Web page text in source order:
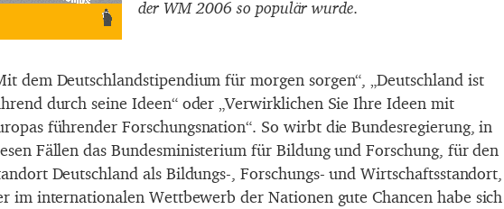
der WM 2006 so populär wurde.
dem Deutschlandstipendium für morgen sorgen“, „Deutschland ist
durch seine Ideen“ oder „Verwirklichen Sie Ihre Ideen mit
führender Forschungsnation“. So wirbt die Bundesregierung, in
Fällen das Bundesministerium für Bildung und Forschung, für den
Deutschland als Bildungs-, Forschungs- und Wirtschaftsstandort,
im internationalen Wettbewerb der Nationen gute Chancen habe sich